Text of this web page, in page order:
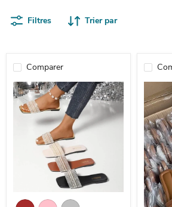
Filtres Trier par
Comparer
2025 New Style Square Toe Beaded Low